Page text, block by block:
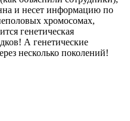
и несет информацию по
хромосомах,
генетическая
А генетические
несколько поколений!